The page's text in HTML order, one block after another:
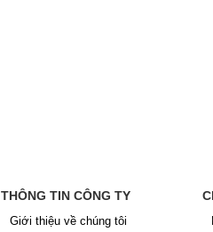
THÔNG TIN CÔNG TY
Giới thiệu về chúng tôi